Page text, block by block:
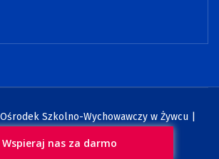
Szkolno-Wychowawczy w Żywcu |
Wspieraj nas za darmo